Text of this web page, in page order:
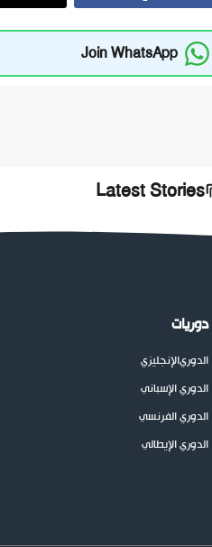
Join WhatsApp
Latest Stories
دوريات
الدوريالإنجليزي
الدوري الإسباني
الدوري الفرنسي
الدوري الإيطالي